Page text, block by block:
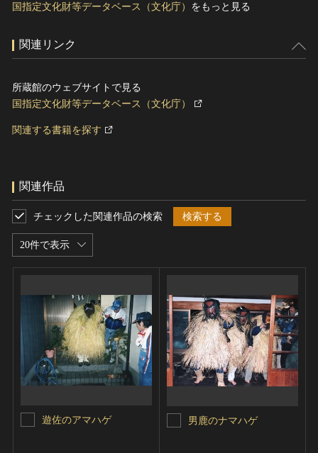
国指定文化財等データベース（文化庁） をもっと見る
関連リンク
所蔵館のウェブサイトで見る
国指定文化財等データベース（文化庁）
関連する書籍を探す
関連作品
20件で表示
チェックした関連作品の検索 検索する
遊佐のアマハゲ 男鹿のナマハゲ